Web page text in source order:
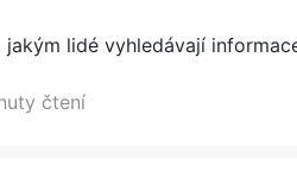
lidé vyhledávají
čtení